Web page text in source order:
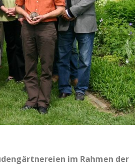
im Rahmen der